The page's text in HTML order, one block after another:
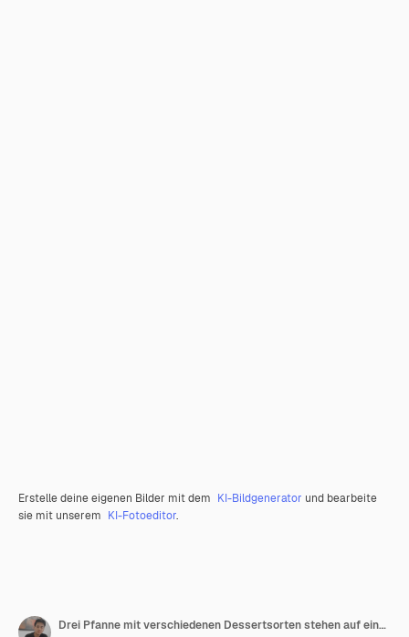
Erstelle deine eigenen Bilder mit dem KI-Bildgenerator und bearbeite
sie mit unserem KI-Fotoeditor.
Drei Pfanne mit verschiedenen Dessertsorten stehen auf einem Tisch